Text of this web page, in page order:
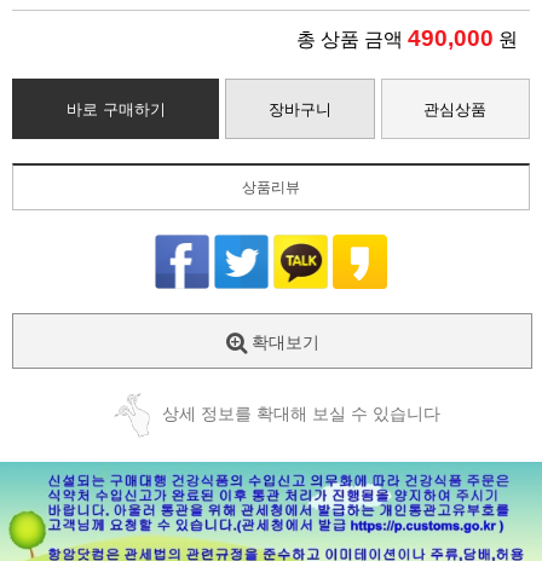
총 상품 금액 490,000 원
바로 구매하기 장바구니 관심상품
상품리뷰
확대보기
상세 정보를 확대해 보실 수 있습니다